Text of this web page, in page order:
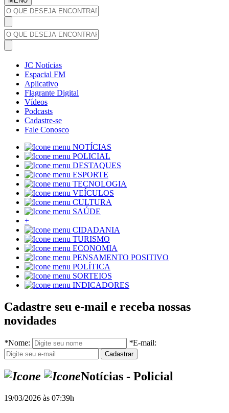
JC Notícias
Espacial FM
Aplicativo
Flagrante Digital
Vídeos
Podcasts
Cadastre-se
Fale Conosco
NOTÍCIAS
POLICIAL
DESTAQUES
ESPORTE
TECNOLOGIA
VEÍCULOS
CULTURA
SAÚDE
+
CIDADANIA
TURISMO
ECONOMIA
PENSAMENTO POSITIVO
POLÍTICA
SORTEIOS
INDICADORES
Cadastre seu e-mail e receba nossas
novidades
*Nome: *E-mail:
Notícias - Policial
19/03/2026 às 07:39h